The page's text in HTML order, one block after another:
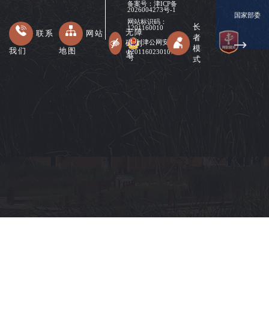
备案号： 津ICP备
2026004273号-1
网站标识码：
1201160010
津公网安备
12011602301078
号
联系
我们
网站
地图
无障
碍浏
览
长
者
模
式
国家部委